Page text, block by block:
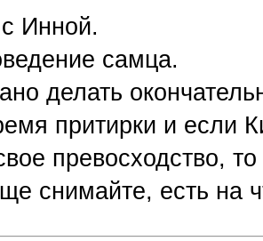
Инной.
самца.
делать
притирки и если
превосходство,
снимайте, есть на